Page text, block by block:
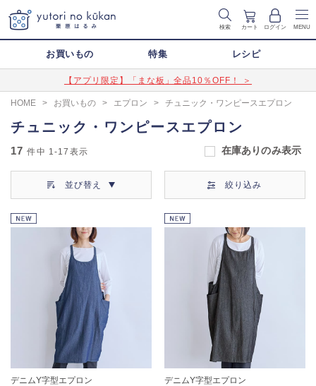
検索 カート ログイン MENU
お買いもの 特集 レシピ
【アプリ限定】「まな板」全品10％OFF！ ＞
HOME > お買いもの > エプロン > チュニック・ワンピースエプロン
チュニック・ワンピースエプロン
17 件中 1-17 表示 在庫ありのみ表示
並び替え 絞り込み
デニムY字型エプロン デニムY字型エプロン